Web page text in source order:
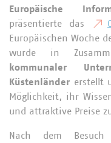
Europäische
präsentierte das
Europäischen Woche
wurde in
kommunaler
Küstenländer erstellt
Möglichkeit, ihr
und attraktive Preise
Nach dem